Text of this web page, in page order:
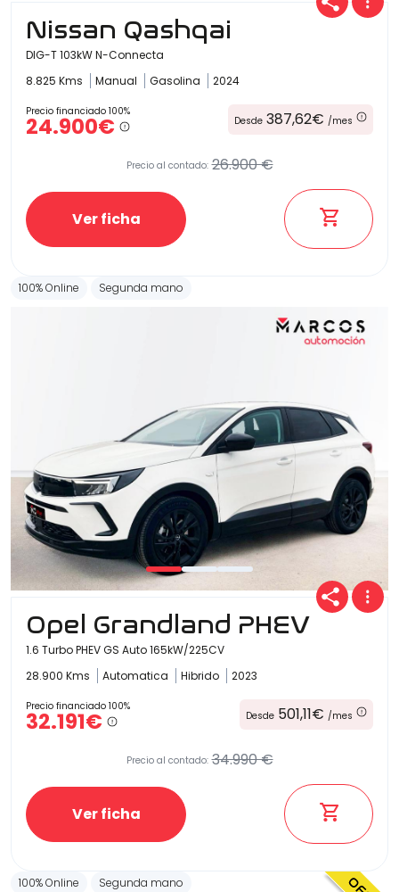
Nissan Qashqai
DIG-T 103kW N-Connecta
8.825 Kms
Manual Gasolina 2024
Precio financiado 100%
24.900€ Desde 387,62€ /mes
Precio al contado: 26.900 €
Ver ficha
100% Online Segunda mano
Opel Grandland PHEV
1.6 Turbo PHEV GS Auto 165kW/225CV
28.900 Kms
Automatica Hibrido 2023
Precio financiado 100%
32.191€ Desde 501,11€ /mes
Precio al contado: 34.990 €
Ver ficha
100% Online Segunda mano